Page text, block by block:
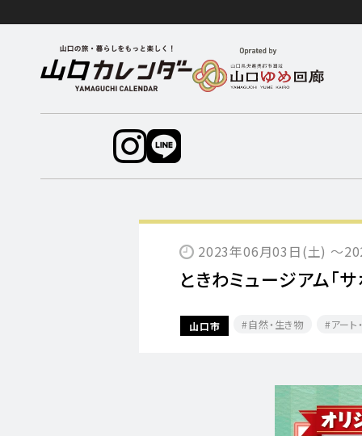
2023年06月03日(土) ～
ときわミュージアム「サ
山口市 自然・生き物 アート